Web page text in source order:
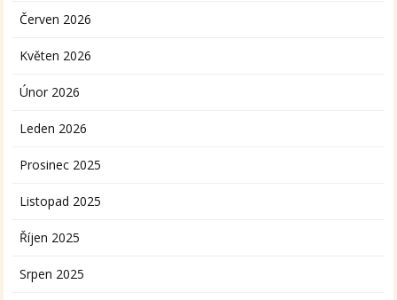
Červen 2026
Květen 2026
Únor 2026
Leden 2026
Prosinec 2025
Listopad 2025
Říjen 2025
Srpen 2025